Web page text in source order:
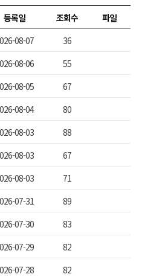
2026년 08월 08일(토)
2026년 08월 07일(금)
2026년 08월 07일(금)
등록일 조회수
파일
08-07
36
08-06
55
08-05
67
08-04
80
08-03
88
08-03
67
08-03
71
07-31
89
07-30
83
07-29
82
07-28
82